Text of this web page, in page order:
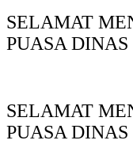
SELAMAT
PUASA
SELAMAT
PUASA DINAS